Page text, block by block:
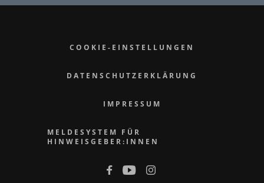
COOKIE-EINSTELLUNGEN
DATENSCHUTZERKLÄRUNG
IMPRESSUM
MELDESYSTEM FÜR
HINWEISGEBER:INNEN